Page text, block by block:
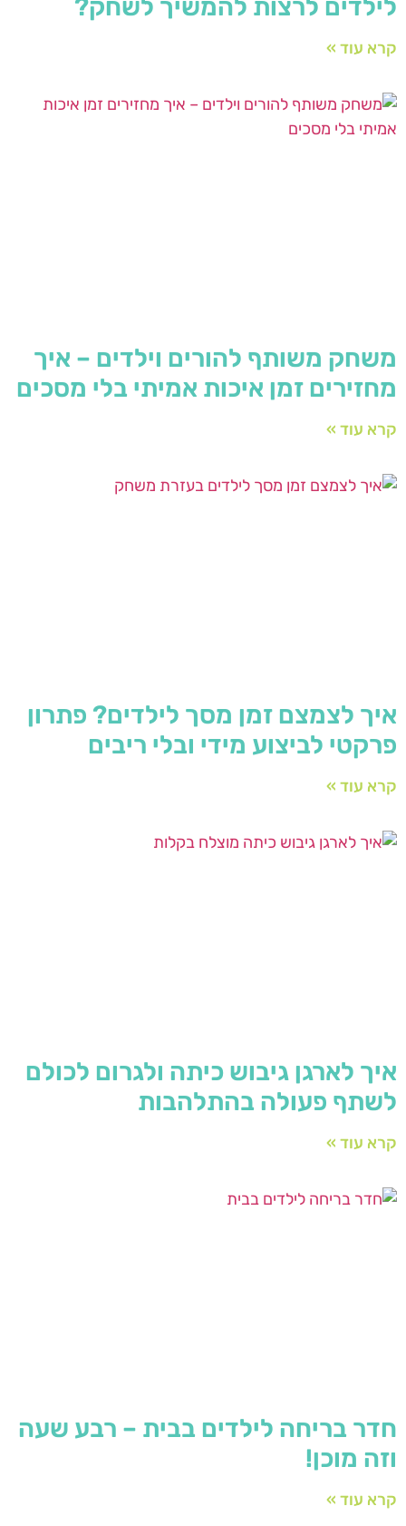
לילדים לרצות להמשיך לשחק?
קרא עוד »
משחק משותף להורים וילדים – איך
מחזירים זמן איכות אמיתי בלי מסכים
קרא עוד »
איך לצמצם זמן מסך לילדים? פתרון
פרקטי לביצוע מידי ובלי ריבים
קרא עוד »
איך לארגן גיבוש כיתה ולגרום לכולם
לשתף פעולה בהתלהבות
קרא עוד »
חדר בריחה לילדים בבית – רבע שעה
וזה מוכן!
קרא עוד »